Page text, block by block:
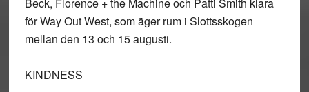
för Way Out West, som äger rum i Slottsskogen
mellan den 13 och 15 augusti.
KINDNESS